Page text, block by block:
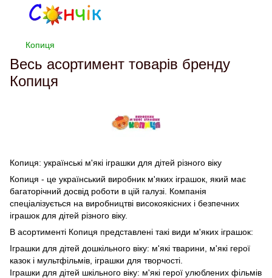
Копиця
Весь асортимент товарів бренду
Копиця
Копиця: українські м'які іграшки для дітей різного віку
Копиця - це український виробник м'яких іграшок, який має
багаторічний досвід роботи в цій галузі. Компанія
спеціалізується на виробництві високоякісних і безпечних
іграшок для дітей різного віку.
В асортименті Копиця представлені такі види м'яких іграшок:
Іграшки для дітей дошкільного віку: м'які тварини, м'які герої
казок і мультфільмів, іграшки для творчості.
Іграшки для дітей шкільного віку: м'які герої улюблених фільмів